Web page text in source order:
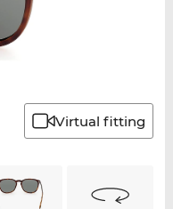
Virtual fitting